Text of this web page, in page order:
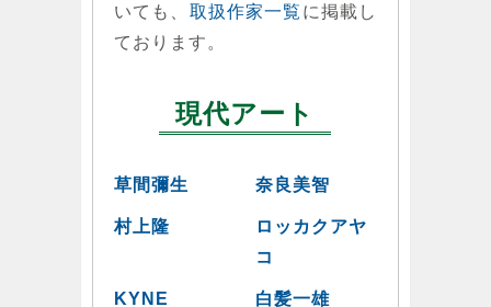
いても、 取扱作家一覧 に掲載し
ております。
現代アート
草間彌生 奈良美智
村上隆
ロッカクアヤ
コ
KYNE 白髪一雄